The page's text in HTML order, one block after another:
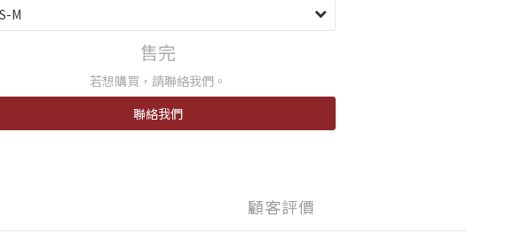
售完
若想購買，請聯絡我們。
聯絡我們
顧客評價